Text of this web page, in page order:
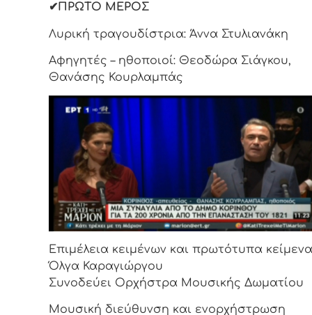
✔ΠΡΩΤΟ ΜΕΡΟΣ
Λυρική τραγουδίστρια: Άννα Στυλιανάκη
Αφηγητές – ηθοποιοί: Θεοδώρα Σιάγκου,
Θανάσης Κουρλαμπάς
Επιμέλεια κειμένων και πρωτότυπα
Όλγα Καραγιώργου
Συνοδεύει Ορχήστρα Μουσικής Δωματίου
Μουσική διεύθυνση και ενορχήστρωση